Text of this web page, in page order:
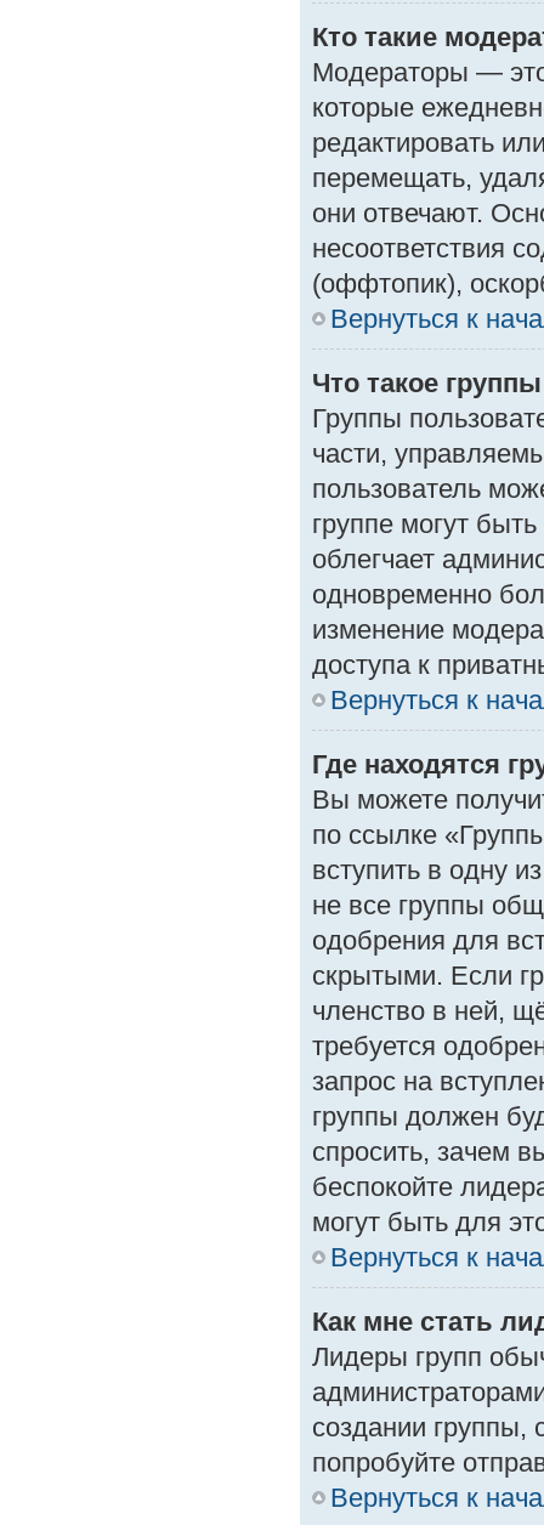
Кто такие
Модераторы —
которые
редактировать
перемещать,
они отвечают.
несоответствия
(оффтопик),
Вернуться к
Что такое
Группы
части,
пользователь
группе могут
облегчает
одновременно
изменение
доступа к
Вернуться к
Где находятся
Вы можете
по ссылке
вступить в одну
не все группы
одобрения для
скрытыми. Если
членство в ней,
требуется
запрос на
группы должен
спросить, зачем
беспокойте
могут быть для
Вернуться к
Как мне стать
Лидеры групп
создании группы,
попробуйте
Вернуться к